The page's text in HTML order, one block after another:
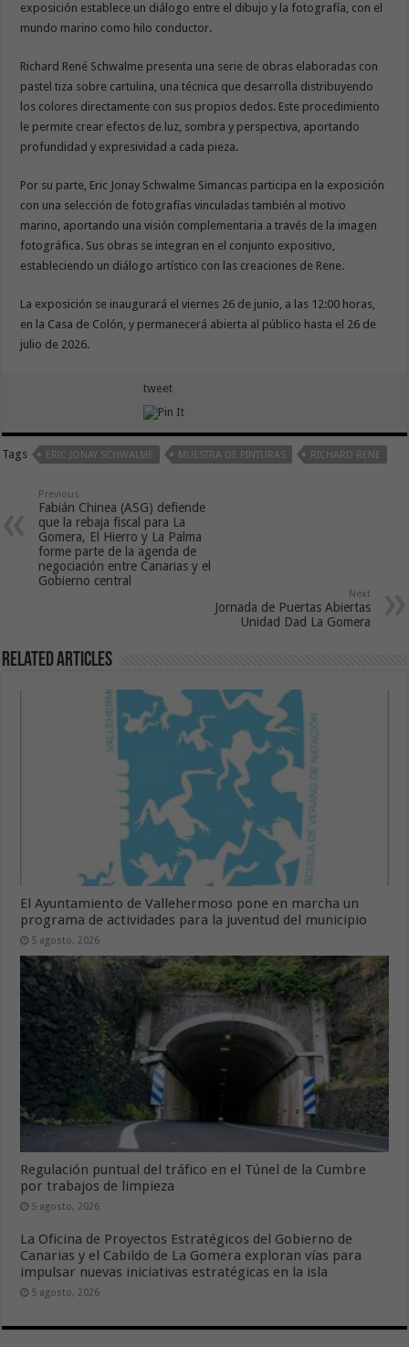
exposición establece un diálogo entre el dibujo y la fotografía, con el
mundo marino como hilo conductor.
Richard René Schwalme presenta una serie de obras elaboradas con
pastel tiza sobre cartulina, una técnica que desarrolla distribuyendo
los colores directamente con sus propios dedos. Este procedimiento
le permite crear efectos de luz, sombra y perspectiva, aportando
profundidad y expresividad a cada pieza.
Por su parte, Eric Jonay Schwalme Simancas participa en la exposición
con una selección de fotografías vinculadas también al motivo
marino, aportando una visión complementaria a través de la imagen
fotográfica. Sus obras se integran en el conjunto expositivo,
estableciendo un diálogo artístico con las creaciones de Rene.
La exposición se inaugurará el viernes 26 de junio, a las 12:00 horas,
en la Casa de Colón, y permanecerá abierta al público hasta el 26 de
julio de 2026.
tweet
Tags ERIC JONAY SCHWALME MUESTRA DE PINTURAS RICHARD RENE
Previous
Fabián Chinea (ASG) defiende
que la rebaja fiscal para La
Gomera, El Hierro y La Palma
forme parte de la agenda de
negociación entre Canarias y el
Gobierno central
Next
Jornada de Puertas Abiertas
Unidad Dad La Gomera
Related Articles
El Ayuntamiento de Vallehermoso pone en marcha un
programa de actividades para la juventud del municipio
5 agosto, 2026
Regulación puntual del tráfico en el Túnel de la Cumbre
por trabajos de limpieza
5 agosto, 2026
La Oficina de Proyectos Estratégicos del Gobierno de
Canarias y el Cabildo de La Gomera exploran vías para
impulsar nuevas iniciativas estratégicas en la isla
5 agosto, 2026